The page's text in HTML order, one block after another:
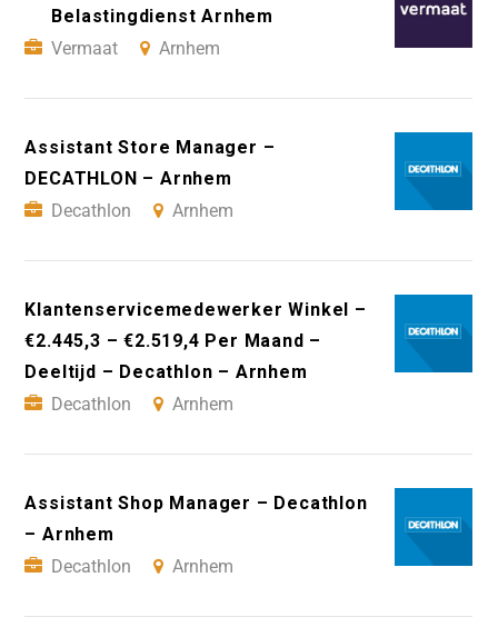
Belastingdienst Arnhem
Vermaat
Arnhem
Assistant Store Manager –
DECATHLON – Arnhem
Decathlon
Arnhem
Klantenservicemedewerker Winkel –
€2.445,3 – €2.519,4 Per Maand –
Deeltijd – Decathlon – Arnhem
Decathlon
Arnhem
Assistant Shop Manager – Decathlon
– Arnhem
Decathlon
Arnhem